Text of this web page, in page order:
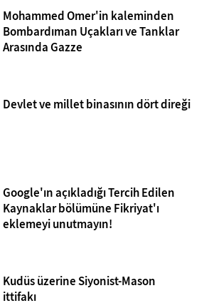
Mohammed Omer'in kaleminden
Bombardıman Uçakları ve Tanklar
Arasında Gazze
Devlet ve millet binasının dört direği
Google'ın açıkladığı Tercih Edilen
Kaynaklar bölümüne Fikriyat'ı
eklemeyi unutmayın!
Kudüs üzerine Siyonist-Mason
ittifakı